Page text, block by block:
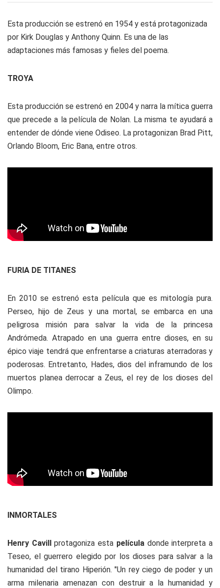
Esta producción se estrenó en 1954 y está protagonizada
por Kirk Douglas y Anthony Quinn. Es una de las
adaptaciones más famosas y fieles del poema.
TROYA
Esta producción se estrenó en 2004 y narra la mítica guerra
que precede a la película de Nolan. La misma te ayudará a
entender de dónde viene Odiseo. La protagonizan Brad Pitt,
Orlando Bloom, Eric Bana, entre otros.
FURIA DE TITANES
En 2010 se estrenó esta película que es mitología pura.
Perseo, hijo de Zeus y una mortal, se embarca en una
peligrosa misión para salvar la vida de la princesa
Andrómeda. Atrapado en una guerra entre dioses, en su
épico viaje tendrá que enfrentarse a criaturas aterradoras y
poderosas. Entretanto, Hades, dios del inframundo de los
muertos planea derrocar a Zeus, el rey de los dioses del
Olimpo.
INMORTALES
Henry Cavillprotagoniza esta película donde interpreta a
Teseo, el guerrero elegido por los dioses para salvar a la
humanidad del tirano Hiperión. "Un rey ciego de poder y un
arma milenaria amenazan con destruir a la humanidad y